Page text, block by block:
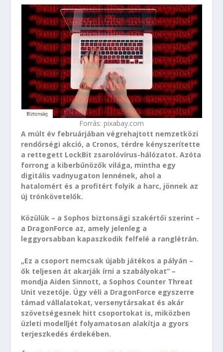
Forrás: pixabay.com
A múlt év februárjában végrehajtott nemzetközi
rendőrségi akció, a Cronos, térdre kényszerítette
a rettegett LockBit zsarolóvírus-hálózatot. Azóta
forrong a kiberbűnözők világa, mintha egy
digitális vadnyugaton lennének, ahol a
hatalomért és a profitért folyik a harc, jönnek az
új trónkövetelők.
Közülük – a Sophos biztonsági szakértői szerint –
a DragonForce az, amely jelenleg a
leggyorsabban kapaszkodik felfelé a ranglétrán.
„Ez a csoport nemcsak újabb játékos a pályán –
ők teljesen át akarják írni a szabályokat” –
mondja Aiden Sinnott, a Sophos Counter Threat
Unit vezetője. Úgy véli a DragonForce egyszerre
támad vállalatokat, versenytársakat és akár
szövetségesnek hitt csoportokat is, miközben
üzleti modelljét folyamatosan alakítja a gyors
terjeszkedés érdekében.